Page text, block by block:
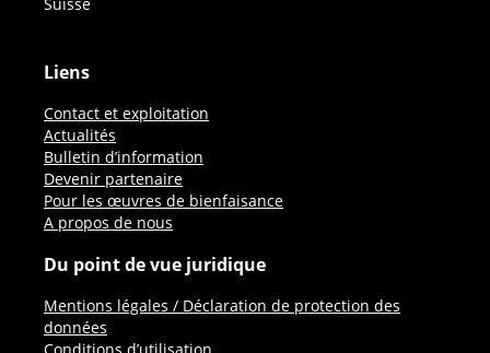
Liens
Contact et exploitation
Actualités
Bulletin d’information
Devenir partenaire
Pour les œuvres de bienfaisance
A propos de nous
Du point de vue juridique
Mentions légales / Déclaration de protection des
données